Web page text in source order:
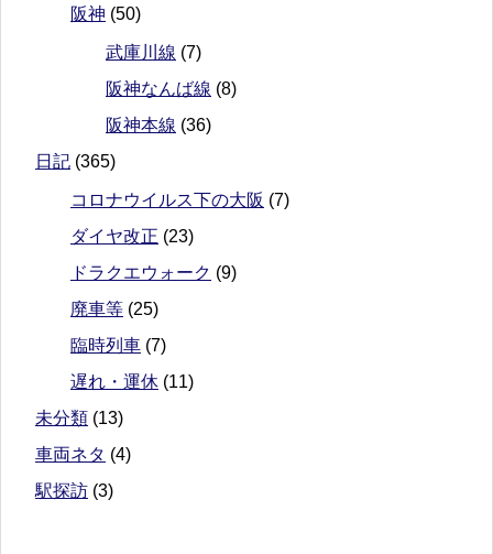
阪神 (50)
武庫川線 (7)
阪神なんば線 (8)
阪神本線 (36)
日記 (365)
コロナウイルス下の大阪 (7)
ダイヤ改正 (23)
ドラクエウォーク (9)
廃車等 (25)
臨時列車 (7)
遅れ・運休 (11)
未分類 (13)
車両ネタ (4)
駅探訪 (3)